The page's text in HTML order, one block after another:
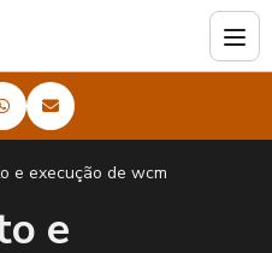
e execução de wcm
e